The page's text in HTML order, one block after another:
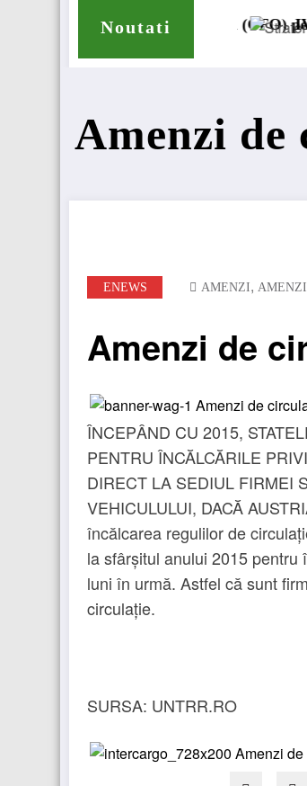
Noutati
(CFO) pentru cellcentric
IVECO Strator se întoarce
Amenzi de
ENEWS AMENZI,
Amenzi de
ÎNCEPÂND CU 2015,
PENTRU ÎNCĂLCĂRILE
DIRECT LA SEDIUL FIRMEI
VEHICULULUI, DACĂ
încălcarea regulilor de
la sfârșitul anului 2015
luni în urmă. Astfel că sunt
circulație.
SURSA: UNTRR.RO